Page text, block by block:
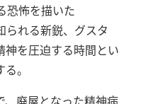
恐怖を描いた
られる新鋭、グスタ
神を圧迫する時間とい
。